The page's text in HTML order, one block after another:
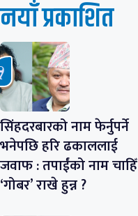
नयाँ प्रकाशित
सिंहदरबारको नाम फेर्नुपर्ने
भनेपछि हरि ढकाललाई
जवाफ : तपाईंको नाम चाहिँ
‘गोबर’ राखे हुन्न ?